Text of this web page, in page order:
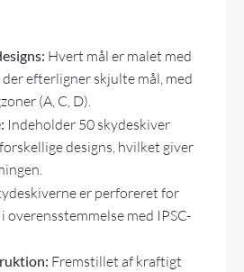
Hvert mål er malet med
efterligner skjulte mål, med
(A, C, D).
Indeholder 50 skydeskiver
designs, hvilket giver
er perforeret for
overensstemmelse med IPSC-
Fremstillet af kraftigt